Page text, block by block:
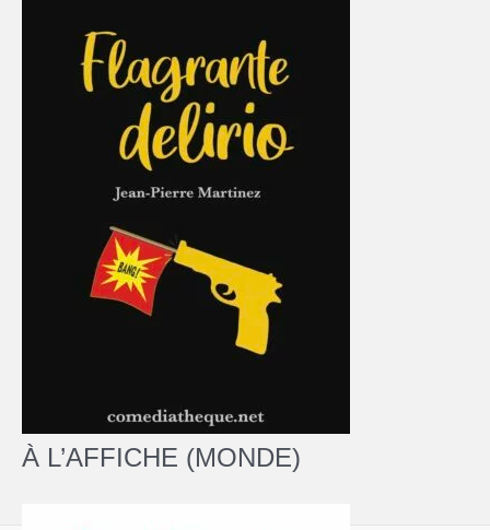
À L’AFFICHE (MONDE)